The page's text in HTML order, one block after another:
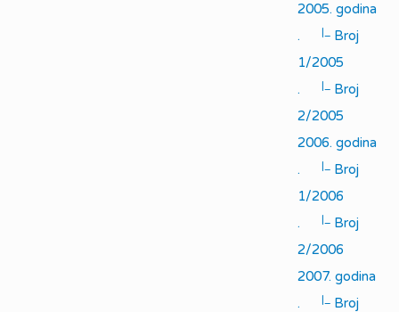
2005. godina
.
|_ Broj
1/2005
.
|_ Broj
2/2005
2006. godina
.
|_ Broj
1/2006
.
|_ Broj
2/2006
2007. godina
.
|_ Broj